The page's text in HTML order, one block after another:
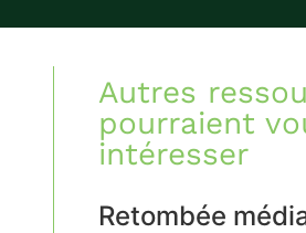
Autres
pourraient
intéresser
Retombée